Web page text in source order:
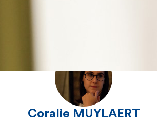
Coralie MUYLAERT